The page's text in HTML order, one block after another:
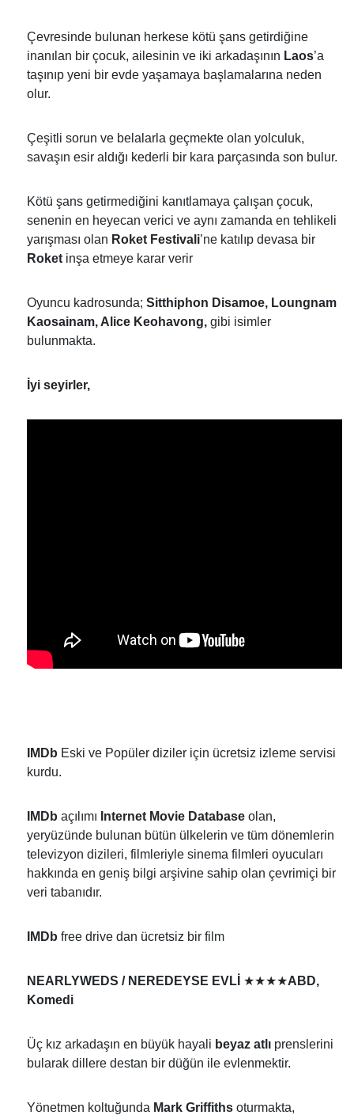
Çevresinde bulunan herkese kötü şans getirdiğine
inanılan bir çocuk, ailesinin ve iki arkadaşının Laos’a
taşınıp yeni bir evde yaşamaya başlamalarına neden
olur.
Çeşitli sorun ve belalarla geçmekte olan yolculuk,
savaşın esir aldığı kederli bir kara parçasında son bulur.
Kötü şans getirmediğini kanıtlamaya çalışan çocuk,
senenin en heyecan verici ve aynı zamanda en tehlikeli
yarışması olan Roket Festivali’ne katılıp devasa bir
Roketinşa etmeye karar verir
Oyuncu kadrosunda; Sitthiphon Disamoe, Loungnam
Kaosainam, Alice Keohavong,gibi isimler
bulunmakta.
İyi seyirler,
IMDb Eski ve Popüler diziler için ücretsiz izleme servisi
kurdu.
IMDb açılımı Internet Movie Databaseolan,
yeryüzünde bulunan bütün ülkelerin ve tüm dönemlerin
televizyon dizileri, filmleriyle sinema filmleri oyucuları
hakkında en geniş bilgi arşivine sahip olan çevrimiçi bir
veri tabanıdır.
IMDb free drive dan ücretsiz bir film
NEARLYWEDS / NEREDEYSE EVLİ ★★★★ABD,
Komedi
Üç kız arkadaşın en büyük hayali beyaz atlıprenslerini
bularak dillere destan bir düğün ile evlenmektir.
Yönetmen koltuğunda Mark Griffithsoturmakta,